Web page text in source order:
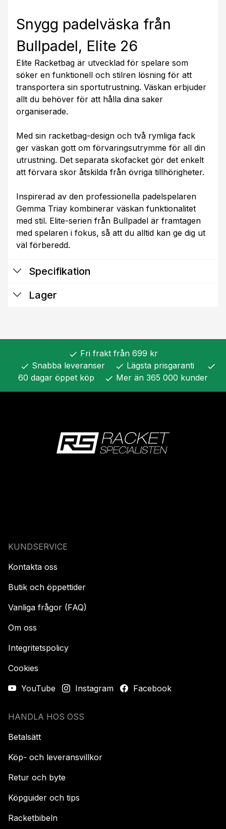
Snygg padelväska från
Bullpadel, Elite 26
Elite Racketbag är utvecklad för spelare som
söker en funktionell och stilren lösning för att
transportera sin sportutrustning. Väskan erbjuder
allt du behöver för att hålla dina saker
organiserade.
Med sin racketbag-design och två rymliga fack
ger väskan gott om förvaringsutrymme för all din
utrustning. Det separata skofacket gör det enkelt
att förvara skor åtskilda från övriga tillhörigheter.
Inspirerad av den professionella padelspelaren
Gemma Triay kombinerar väskan funktionalitet
med stil. Elite-serien från Bullpadel är framtagen
med spelaren i fokus, så att du alltid kan ge dig ut
väl förberedd.
Specifikation
Lager
check Fri frakt från 699 kr
check Snabba leveranser check Lägsta prisgaranti check
60 dagar öppet köp check Mer än 365 000 kunder
KUNDSERVICE
Kontakta oss
Butik och öppettider
Vanliga frågor (FAQ)
Om oss
Integritetspolicy
Cookies
YouTube
Instagram Facebook
HANDLA HOS OSS
Betalsätt
Köp- och leveransvillkor
Retur och byte
Köpguider och tips
Racketbibeln